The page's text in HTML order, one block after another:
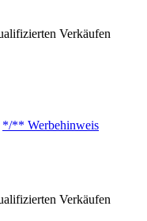
Verkäufen
*/** Werbehinweis
Verkäufen